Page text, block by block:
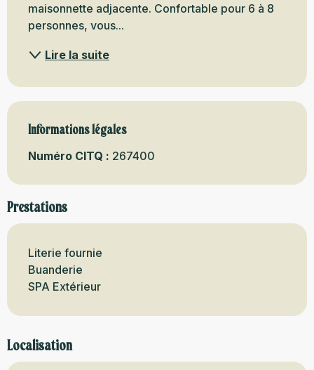
maisonnette adjacente. Confortable pour 6 à 8
personnes, vous...
Lire la suite
Informations légales
Informations légales
Numéro CITQ : 267400
Prestations
Literie fournie
Buanderie
SPA Extérieur
Localisation